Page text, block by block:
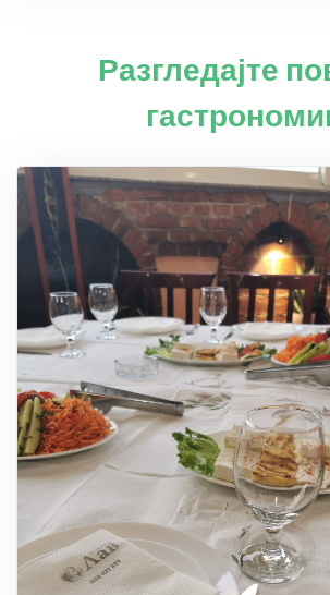
Разгледајте